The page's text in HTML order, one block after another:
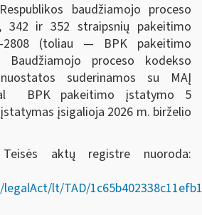
baudžiamojo proceso
342 ir 352 straipsnių pakeitimo
2808 (toliau — BPK pakeitimo
proceso kodekso
suderinamos su MAĮ
BPK pakeitimo įstatymo 5
įsigalioja 2026 m. birželio
Teisės aktų registre nuoroda:
lt/TAD/